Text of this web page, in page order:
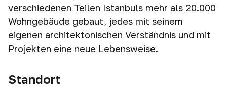
verschiedenen Teilen Istanbuls mehr als 20.000
Wohngebäude gebaut, jedes mit seinem
eigenen architektonischen Verständnis und mit
Projekten eine neue Lebensweise.
Standort